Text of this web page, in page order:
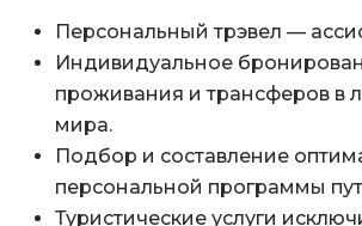
Персональный трэвел —
Индивидуальное
проживания и трансферов в
мира.
Подбор и составление
персональной программы
Туристические услуги